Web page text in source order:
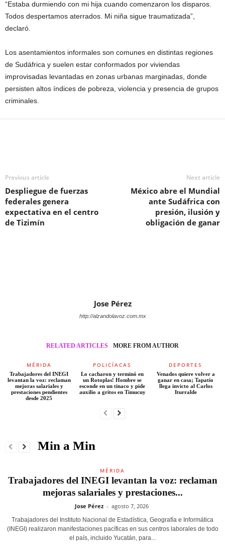
“Estaba durmiendo con mi hija cuando comenzaron los disparos.
Todos despertamos aterrados. Mi niña sigue traumatizada”,
declaró.
Los asentamientos informales son comunes en distintas regiones
de Sudáfrica y suelen estar conformados por viviendas
improvisadas levantadas en zonas urbanas marginadas, donde
persisten altos índices de pobreza, violencia y presencia de grupos
criminales.
Previous article
Despliegue de fuerzas
federales genera
expectativa en el centro
de Tizimín
Next article
México abre el Mundial
ante Sudáfrica con
presión, ilusión y
obligación de ganar
Jose Pérez
http://alzandolavoz.com.mx
RELATED ARTICLES MORE FROM AUTHOR
MÉRIDA
Trabajadores del INEGI
levantan la voz: reclaman
mejoras salariales y
prestaciones pendientes
desde 2025
POLICÍACAS
Lo cacharon y terminó en
un Rotoplas! Hombre se
esconde en un tinaco y pide
auxilio a gritos en Timucuy
DEPORTES
Venados quiere volver a
ganar en casa; Tapatío
llega invicto al Carlos
Iturralde
Min a Min
MÉRIDA
Trabajadores del INEGI levantan la voz: reclaman
mejoras salariales y prestaciones...
Jose Pérez - agosto 7, 2026
Trabajadores del Instituto Nacional de Estadística, Geografía e Informática
(INEGI) realizaron manifestaciones pacíficas en sus centros laborales de todo
el país, incluido Yucatán, para...